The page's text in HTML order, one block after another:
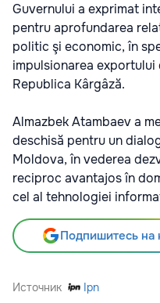
Guvernului a exprimat
pentru aprofundarea
politic şi economic, în
impulsionarea
Republica Kârgâză.
Almazbek Atambaev a
deschisă pentru un
Moldova, în vederea
reciproc avantajos în
cel al tehnologiei
Подпишитесь на
Источник Ipn